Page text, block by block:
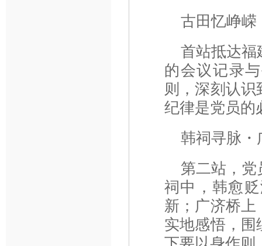
古田忆峥嵘
首站抵达福
的会议记录
则，深刻认
纪律是党员的
韩祠寻脉
第二站，
祠中，韩愈
新；广济桥上
实地感悟，围